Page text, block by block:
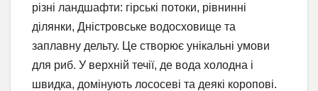
різні ландшафти: гірські потоки, рівнинні
ділянки, Дністровське водосховище та
заплавну дельту. Це створює унікальні умови
для риб. У верхній течії, де вода холодна і
швидка, домінують лососеві та деякі коропові.